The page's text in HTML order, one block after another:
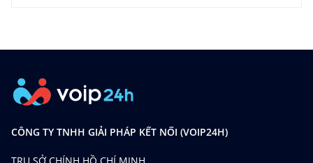
CÔNG TY TNHH GIẢI PHÁP KẾT NỐI (VOIP24H)